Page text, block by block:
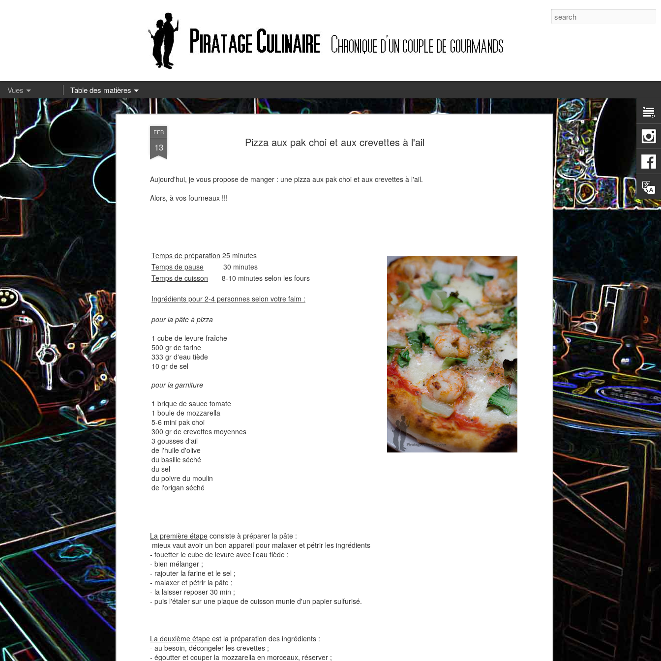
FEB
13 Pizza aux pak choi et aux crevettes à l'ail
Aujourd'hui, je vous propose de manger : une pizza aux pak choi et aux crevettes à l'ail.
Alors, à vos fourneaux !!!
Temps de préparation 25 minutes
Temps de pause 30 minutes
Temps de cuisson 8-10 minutes selon les fours
Ingrédients pour 2-4 personnes selon votre faim :
pour la pâte à pizza
1 cube de levure fraîche
500 gr de farine
333 gr d'eau tiède
10 gr de sel
pour la garniture
1 brique de sauce tomate
1 boule de mozzarella
5-6 mini pak choi
300 gr de crevettes moyennes
3 gousses d'ail
de l'huile d'olive
du basilic séché
du sel
du poivre du moulin
de l'origan séché
La première étape consiste à préparer la pâte :
mieux vaut avoir un bon appareil pour malaxer et pétrir les ingrédients
- fouetter le cube de levure avec l'eau tiède ;
- bien mélanger ;
- rajouter la farine et le sel ;
- malaxer et pétrir la pâte ;
- la laisser reposer 30 min ;
- puis l'étaler sur une plaque de cuisson munie d'un papier sulfurisé.
La deuxième étape est la préparation des ingrédients :
- au besoin, décongeler les crevettes ;
- égoutter et couper la mozzarella en morceaux, réserver ;
Pizza à la mozzarella et à la
13
2
Pizza à la pancetta et à la
Cake à la rhubarbe Salade d'avocat, au
concombre et au crabe
Cake au chèvre et au jambon
serrano Canistrelli aux amandes et
aux noisettes
Tatin de tomates cerises à la
tapenade
2
Pizza au speck et au
camembert
Gnocchi au pesto de
pistaches
Brownie au chocolat recouvert
de marshmallows fondus Panna cotta au coulis de kiwi
2